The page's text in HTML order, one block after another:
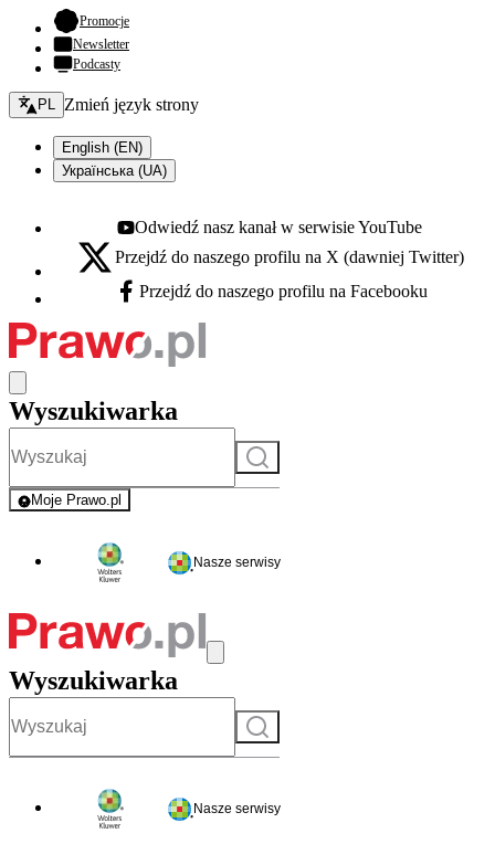
Promocje- otwiera się w nowej karcie
Newsletter
Podcasty
Zmień język - bieżący:
PL Zmień język strony
English (EN)
Українська (UA)
Youtube - otwiera się w nowej karcie
Odwiedź nasz kanał w serwisie YouTube
X - otwiera się w nowej karcie
Przejdź do naszego profilu na X (dawniej Twitter)
Facebook - otwiera się w nowej karcie
Przejdź do naszego profilu na Facebooku
Wyszukiwarka
Szukaj
Moje Prawo.pl
- rejestracja i logowanie do serwisu
Nasze serwisy
Wyszukiwarka
Szukaj
Nasze serwisy